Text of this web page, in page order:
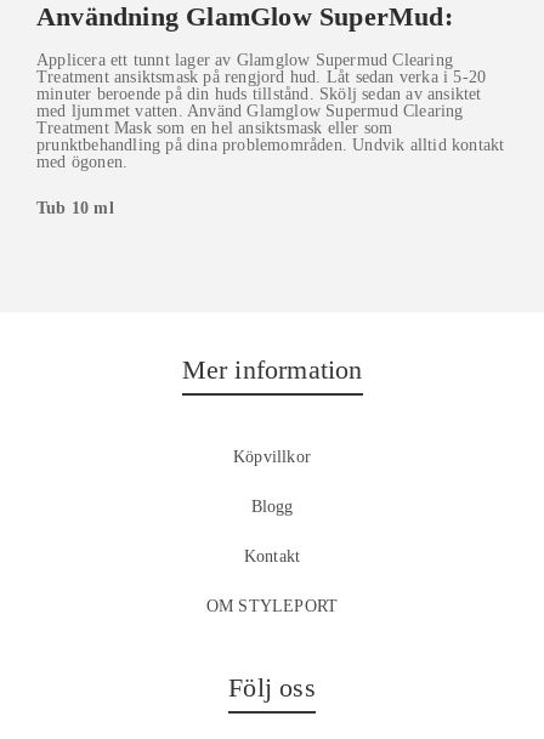
Användning GlamGlow SuperMud:
Applicera ett tunnt lager av Glamglow Supermud Clearing
Treatment ansiktsmask på rengjord hud. Låt sedan verka i 5-20
minuter beroende på din huds tillstånd. Skölj sedan av ansiktet
med ljummet vatten. Använd Glamglow Supermud Clearing
Treatment Mask som en hel ansiktsmask eller som
prunktbehandling på dina problemområden. Undvik alltid kontakt
med ögonen.
Tub 10 ml
Mer information
Köpvillkor
Blogg
Kontakt
OM STYLEPORT
Följ oss